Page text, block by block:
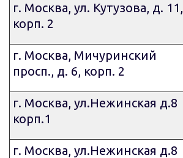
г. Москва, ул. Кутузова, д. 11,
корп. 2
г. Москва, Мичуринский
просп., д. 6, корп. 2
г. Москва, ул.Нежинская д.8
корп.1
г. Москва, ул.Нежинская д.8